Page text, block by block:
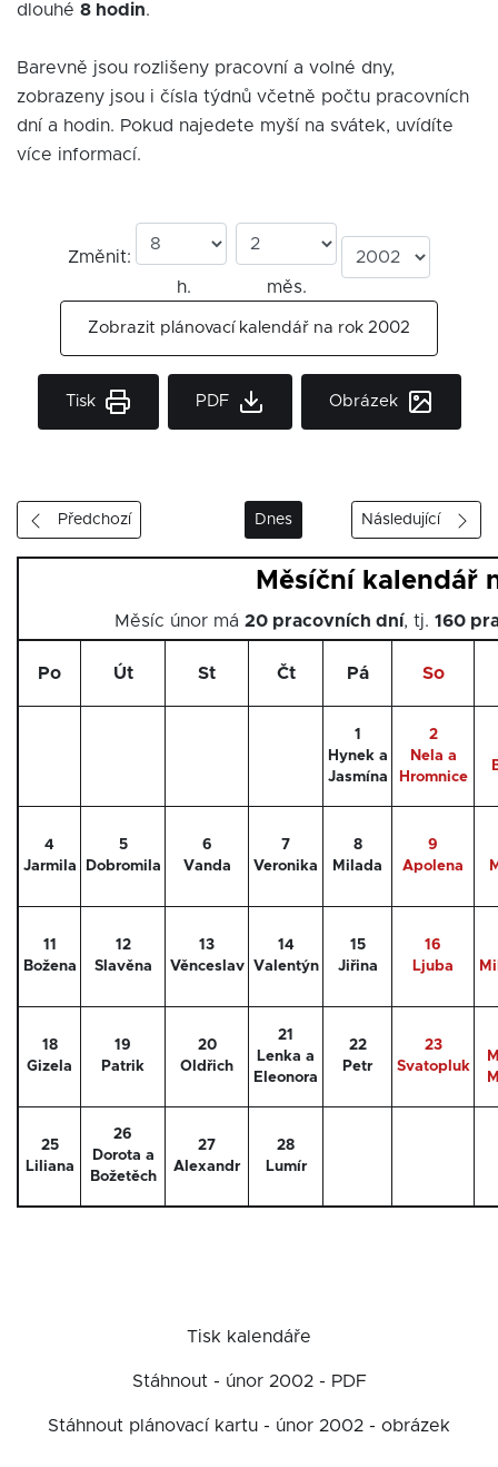
dlouhé 8 hodin.
Barevně jsou rozlišeny pracovní a volné dny,
zobrazeny jsou i čísla týdnů včetně počtu pracovních
dní a hodin. Pokud najedete myší na svátek, uvídíte
více informací.
Změnit:
h.
měs.
Zobrazit plánovací kalendář na rok 2002
Tisk PDF Obrázek
Předchozí Dnes Následující
Měsíční kalendář
Měsíc únor má 20 pracovních dní, tj. 160
Po Út St Čt Pá So
1
Hynek a
Jasmína
2
Nela a
Hromnice
4
Jarmila
5
Dobromila
6
Vanda
7
Veronika
8
Milada
9
Apolena
11
Božena
12
Slavěna
13
Věnceslav
14
Valentýn
15
Jiřina
16
Ljuba
18
Gizela
19
Patrik
20
Oldřich
21
Lenka a
Eleonora
22
Petr
23
Svatopluk
25
Liliana
26
Dorota a
Božetěch
27
Alexandr
28
Lumír
Tisk kalendáře
Stáhnout - únor 2002 - PDF
Stáhnout plánovací kartu - únor 2002 - obrázek